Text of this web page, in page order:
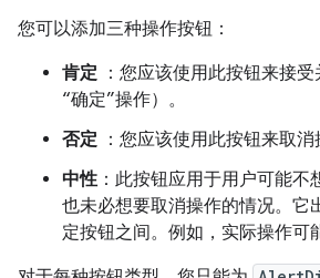
您可以添加三种操作按钮：
肯定 ：您应该使用此按钮来接
“确定”操作）。
否定 ：您应该使用此按钮来取消
中性：此按钮应用于用户可能不
也未必想要取消操作的情况。它
定按钮之间。例如，实际操作可